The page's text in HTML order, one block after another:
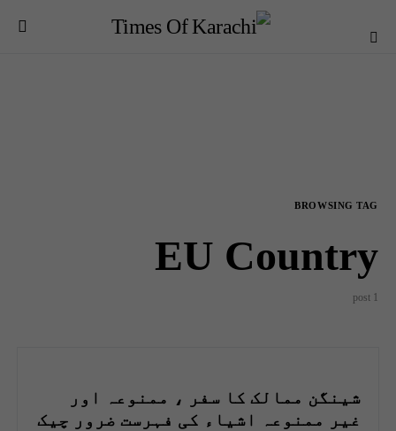
BROWSING TAG
EU Country
1 post
شینگن ممالک کا سفر ، ممنوعہ اور
غیر ممنوعہ اشیاء کی فہرست ضرور چیک